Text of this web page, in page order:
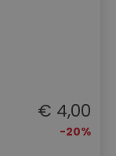
€ 4,00
-20%